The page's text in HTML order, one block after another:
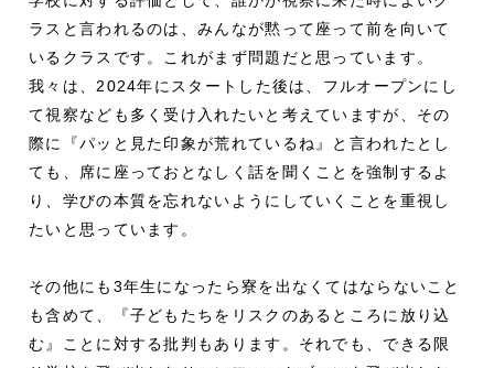
ラスと言われるのは、みんなが黙って座って前を向いて
いるクラスです。これがまず問題だと思っています。
我々は、2024年にスタートした後は、フルオープンにし
て視察なども多く受け入れたいと考えていますが、その
際に『パッと見た印象が荒れているね』と言われたとし
ても、席に座っておとなしく話を聞くことを強制するよ
り、学びの本質を忘れないようにしていくことを重視し
たいと思っています。
その他にも3年生になったら寮を出なくてはならないこと
も含めて、『子どもたちをリスクのあるところに放り込
む』ことに対する批判もあります。それでも、できる限